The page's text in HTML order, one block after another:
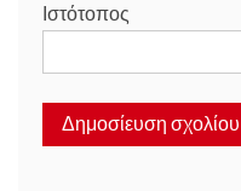
Ιστότοπος